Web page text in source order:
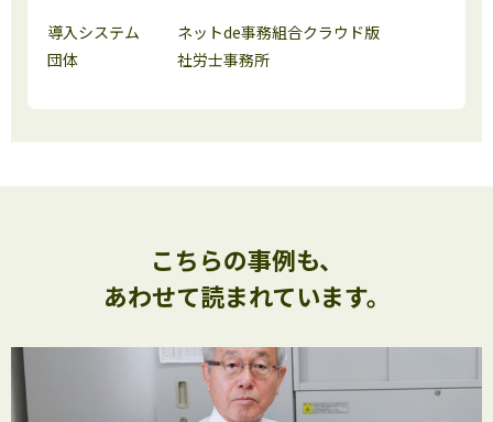
導入システム
ネットde事務組合クラウド版
団体
社労士事務所
こちらの事例も、
あわせて読まれています。